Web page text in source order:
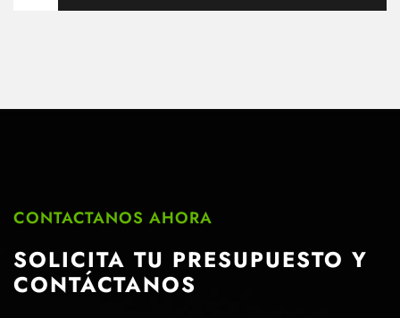
CONTACTANOS AHORA
SOLICITA TU PRESUPUESTO Y
CONTÁCTANOS